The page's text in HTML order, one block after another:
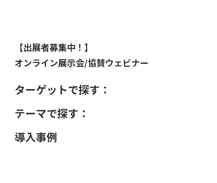
【出展者募集中！】
オンライン展示会/協賛ウェビナー
ターゲットで探す：
テーマで探す：
導入事例